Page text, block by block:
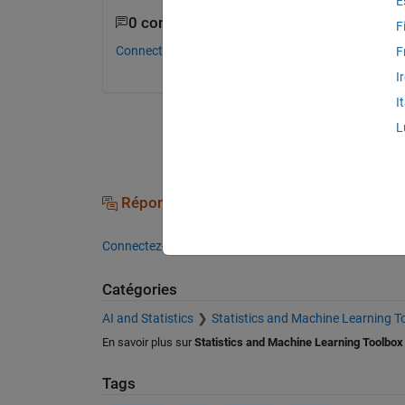
0 commentaires
Connectez-vous pour commenter.
Réponses (0)
Connectez-vous pour répondre à cette question.
Catégories
AI and Statistics Statistics and Machine Learning
En savoir plus sur Statistics and Machine Learning Toolbox
Tags